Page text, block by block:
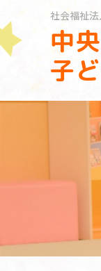
社会福祉
中
子